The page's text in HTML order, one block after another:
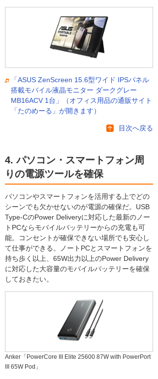
「ASUS ZenScreen 15.6型ワイド IPSパネル
搭載モバイル液晶モニター ダークグレー
MB16ACV 1台」（オフィス用品の通販サイト
「たのめーる」が開きます）
目次へ戻る
4. パソコン・スマートフォン周
りの電源ツールを確保
パソコンやスマートフォンを活用する上でどの
シーンでも欠かせないのが電源の確保だ。USB
Type-CのPower Deliveryに対応した最新のノー
トPCならモバイルバッテリーからの充電も可
能。コンセントが確保できない場所でも安心し
て仕事ができる。ノートPCとスマートフォンを
持ち歩く以上、65W出力以上のPower Delivery
に対応した大容量のモバイルバッテリーを確保
しておきたい。
Anker「PowerCore III Elite 25600 87W with PowerPort
III 65W Pod」